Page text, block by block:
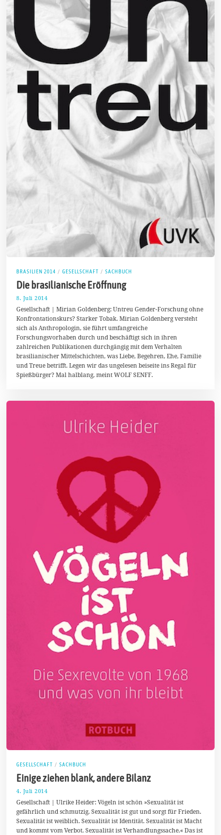
BRASILIEN 2014 / GESELLSCHAFT / SACHBUCH
Die brasilianische Eröffnung
8. Juli 2014
.
J
u
l
i
0
1
4
Gesellschaft | Mirian Goldenberg: Untreu Gender-Forschung ohne
Konfrontationskurs? Starker Tobak. Mirian Goldenberg versteht
sich als Anthropologin, sie führt umfangreiche
Forschungsvorhaben durch und beschäftigt sich in ihren
zahlreichen Publikationen durchgängig mit dem Verhalten
brasilianischer Mittelschichten, was Liebe, Begehren, Ehe, Familie
und Treue betrifft. Legen wir das ungelesen beiseite ins Regal für
Spießbürger? Mal halblang, meint WOLF SENFF.
GESELLSCHAFT / SACHBUCH
Einige ziehen blank, andere Bilanz
4. Juli 2014
7
.
J
u
l
Gesellschaft | Ulrike Heider: Vögeln ist schön »Sexualität ist
gefährlich und schmutzig. Sexualität ist gut und sorgt für Frieden.
Sexualität ist weiblich. Sexualität ist Identität. Sexualität ist Macht
und kommt vom Verbot. Sexualität ist Verhandlungssache.« Das ist